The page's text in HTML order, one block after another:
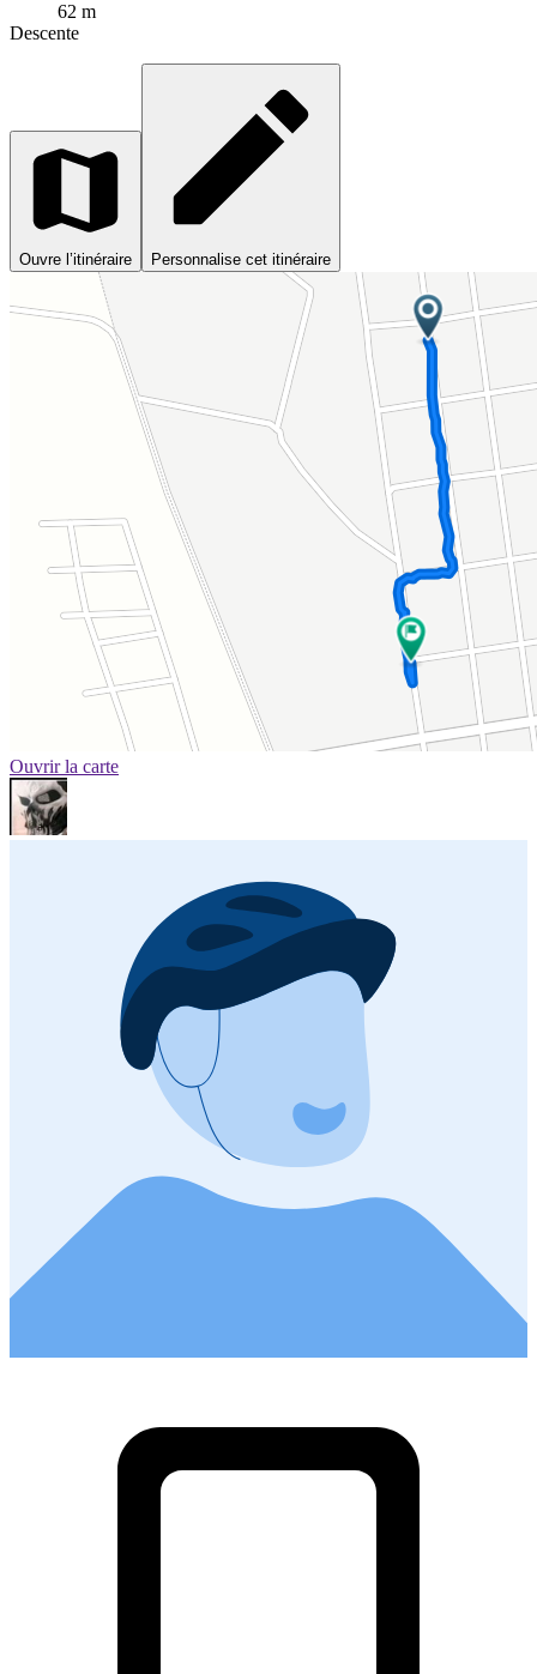
62 m
Descente
Ouvre l’itinéraire Personnalise cet itinéraire
Ouvrir la carte